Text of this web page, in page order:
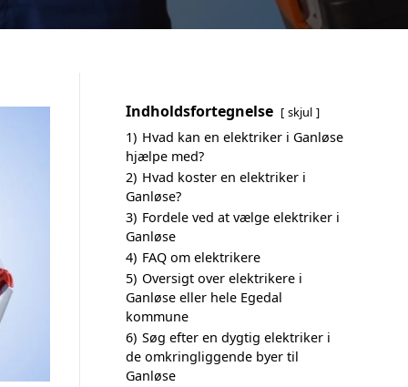
Indholdsfortegnelse skjul
1) Hvad kan en elektriker i Ganløse
hjælpe med?
2) Hvad koster en elektriker i
Ganløse?
3) Fordele ved at vælge elektriker i
Ganløse
4) FAQ om elektrikere
5) Oversigt over elektrikere i
Ganløse eller hele Egedal
kommune
6) Søg efter en dygtig elektriker i
de omkringliggende byer til
Ganløse